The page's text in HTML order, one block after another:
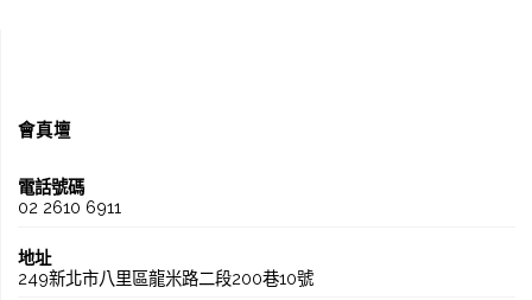
會真壇
電話號碼
02 2610 6911
地址
249新北市八里區龍米路二段200巷10號